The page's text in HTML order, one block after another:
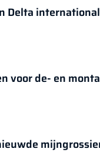
Delta
voor de- en